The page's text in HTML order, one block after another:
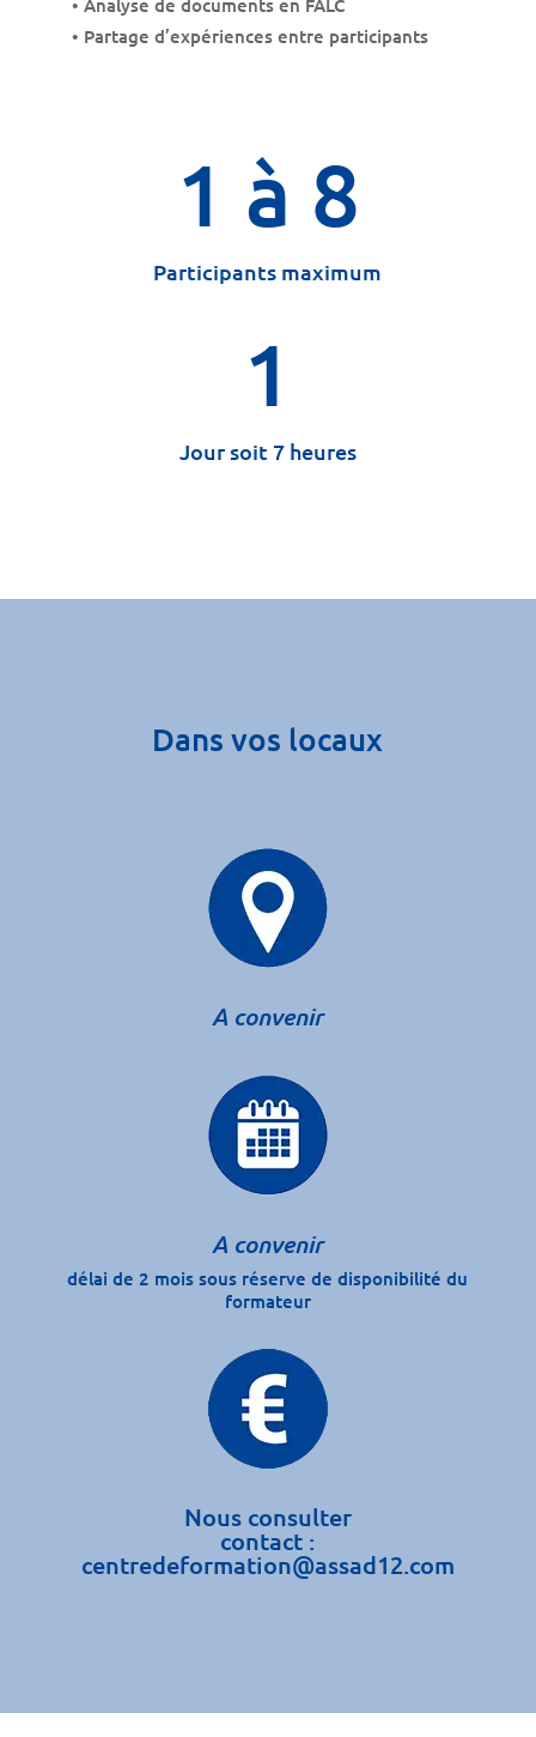
• Partage d’expériences entre participants
1 à 8
Participants maximum
1
Jour soit 7 heures
Dans vos locaux
A convenir
A convenir
délai de 2 mois sous réserve de disponibilité du
formateur
Nous consulter
contact :
centredeformation@assad12.com